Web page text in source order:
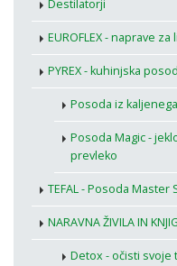
Destilatorji
EUROFLEX - naprave
PYREX - kuhinjska
Posoda iz
Posoda Magic -
prevleko
TEFAL - Posoda Master
NARAVNA ŽIVILA IN
Detox - očisti svoje